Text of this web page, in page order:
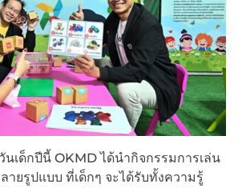
นเด็กปีนี้ OKMD ได้นำกิจกรรมการเล่น
ยรูปแบบ ที่เด็กๆ จะได้รับทั้งความรู้